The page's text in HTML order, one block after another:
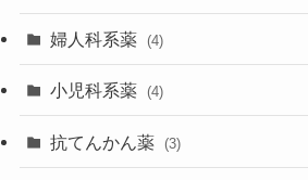
婦人科系薬 (4)
小児科系薬 (4)
抗てんかん薬 (3)